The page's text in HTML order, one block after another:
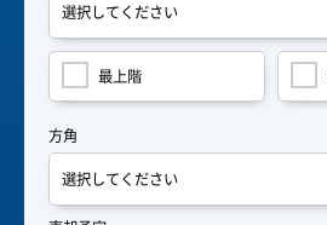
最上階
方角